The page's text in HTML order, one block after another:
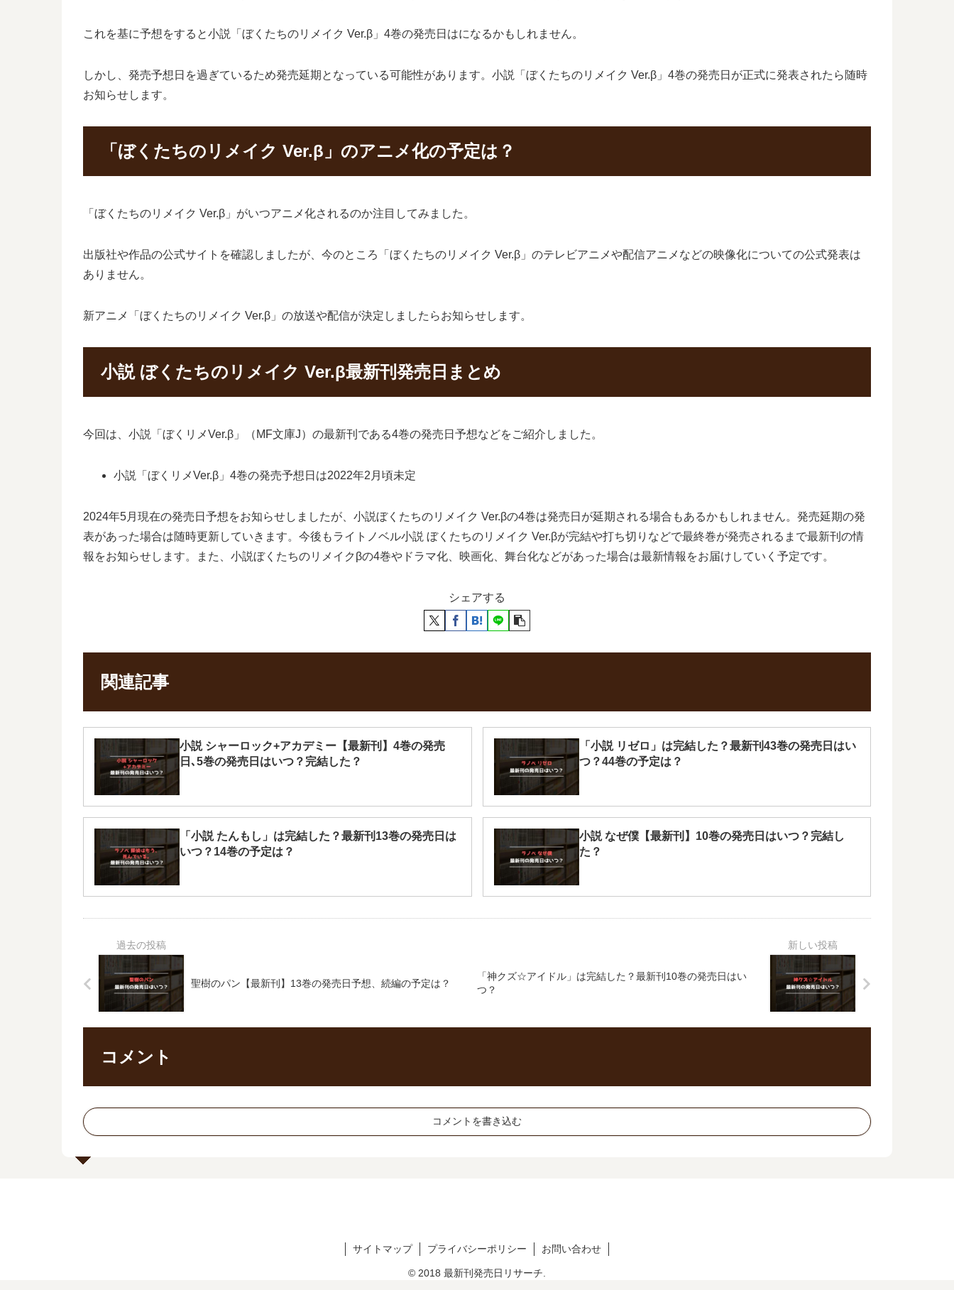
これを基に予想をすると小説「ぼくたちのリメイク Ver.β」4巻の発売日はになるかもしれません。
しかし、発売予想日を過ぎているため発売延期となっている可能性があります。小説「ぼくたちのリメイク Ver.β」4巻の発売日が正式に発表されたら随時
お知らせします。
「ぼくたちのリメイク Ver.β」のアニメ化の予定は？
「ぼくたちのリメイク Ver.β」がいつアニメ化されるのか注目してみました。
出版社や作品の公式サイトを確認しましたが、今のところ「ぼくたちのリメイク Ver.β」のテレビアニメや配信アニメなどの映像化についての公式発表は
ありません。
新アニメ「ぼくたちのリメイク Ver.β」の放送や配信が決定しましたらお知らせします。
小説 ぼくたちのリメイク Ver.β最新刊発売日まとめ
今回は、小説「ぼくリメVer.β」（MF文庫J）の最新刊である4巻の発売日予想などをご紹介しました。
小説「ぼくリメVer.β」4巻の発売予想日は2022年2月頃未定
2024年5月現在の発売日予想をお知らせしましたが、小説ぼくたちのリメイク Ver.βの4巻は発売日が延期される場合もあるかもしれません。発売延期の発
表があった場合は随時更新していきます。今後もライトノベル小説 ぼくたちのリメイク Ver.βが完結や打ち切りなどで最終巻が発売されるまで最新刊の情
報をお知らせします。また、小説ぼくたちのリメイクβの4巻やドラマ化、映画化、舞台化などがあった場合は最新情報をお届けしていく予定です。
シェアする
関連記事
小説 シャーロック+アカデミー【最新刊】4巻の発売
日､5巻の発売日はいつ？完結した？
「小説 リゼロ」は完結した？最新刊43巻の発売日はい
つ？44巻の予定は？
「小説 たんもし」は完結した？最新刊13巻の発売日は
いつ？14巻の予定は？
小説 なぜ僕【最新刊】10巻の発売日はいつ？完結し
た？
聖樹のパン【最新刊】13巻の発売日予想、続編の予定は？
「神クズ☆アイドル」は完結した？最新刊10巻の発売日はい
つ？
コメント
コメントを書き込む
サイトマップ プライバシーポリシー お問い合わせ
© 2018 最新刊発売日リサーチ.